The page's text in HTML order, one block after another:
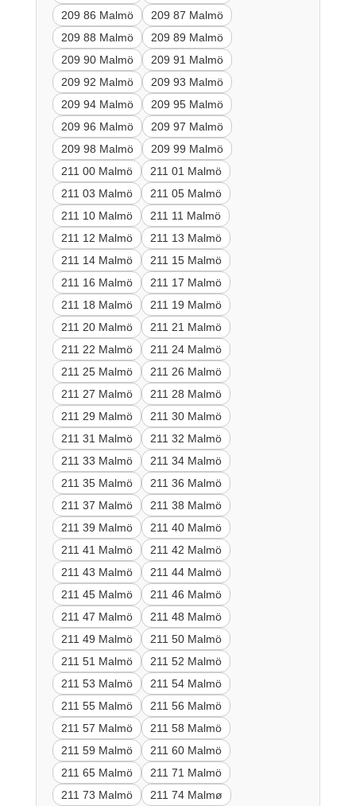
209 86 Malmö
209 87 Malmö
209 88 Malmö
209 89 Malmö
209 90 Malmö
209 91 Malmö
209 92 Malmö
209 93 Malmö
209 94 Malmö
209 95 Malmö
209 96 Malmö
209 97 Malmö
209 98 Malmö
209 99 Malmö
211 00 Malmö
211 01 Malmö
211 03 Malmö
211 05 Malmö
211 10 Malmö
211 11 Malmö
211 12 Malmö
211 13 Malmö
211 14 Malmö
211 15 Malmö
211 16 Malmö
211 17 Malmö
211 18 Malmö
211 19 Malmö
211 20 Malmö
211 21 Malmö
211 22 Malmö
211 24 Malmö
211 25 Malmö
211 26 Malmö
211 27 Malmö
211 28 Malmö
211 29 Malmö
211 30 Malmö
211 31 Malmö
211 32 Malmö
211 33 Malmö
211 34 Malmö
211 35 Malmö
211 36 Malmö
211 37 Malmö
211 38 Malmö
211 39 Malmö
211 40 Malmö
211 41 Malmö
211 42 Malmö
211 43 Malmö
211 44 Malmö
211 45 Malmö
211 46 Malmö
211 47 Malmö
211 48 Malmö
211 49 Malmö
211 50 Malmö
211 51 Malmö
211 52 Malmö
211 53 Malmö
211 54 Malmö
211 55 Malmö
211 56 Malmö
211 57 Malmö
211 58 Malmö
211 59 Malmö
211 60 Malmö
211 65 Malmö
211 71 Malmö
211 73 Malmö
211 74 Malmø